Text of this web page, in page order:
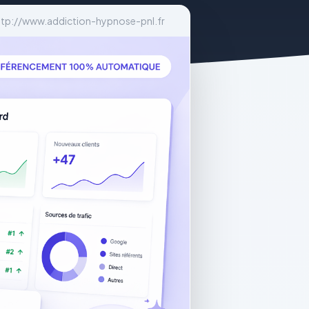
www.addiction-hypnose-pnl.fr